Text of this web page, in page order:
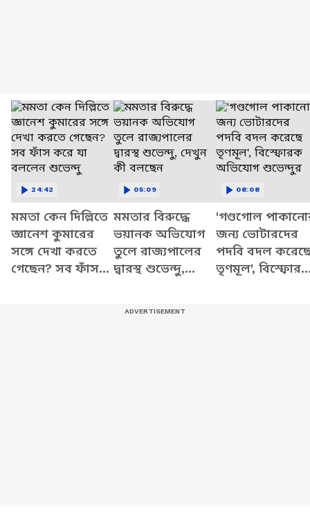
মমতা কেন দিল্লিতে
জ্ঞানেশ কুমারের
সঙ্গে দেখা করতে
গেছেন? সব ফাঁস
24:42
মমতার বিরুদ্ধে
ভয়ানক অভিযোগ
তুলে রাজ্যপালের
দ্বারস্থ শুভেন্দু,
05:09
'গণ্ডগোল
জন্য ভোটারদের
পদবি বদল
তৃণমূল',
08:08